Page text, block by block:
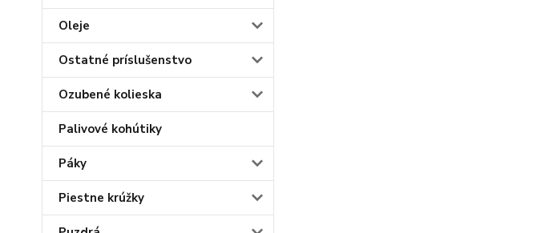
Oleje
Ostatné príslušenstvo
Ozubené kolieska
Palivové kohútiky
Páky
Piestne krúžky